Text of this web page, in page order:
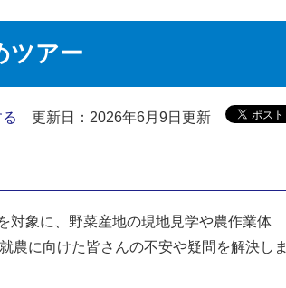
ツアー
更新日：2026年6月9日更新
対象に、野菜産地の現地見学や農作業体
農に向けた皆さんの不安や疑問を解決しま